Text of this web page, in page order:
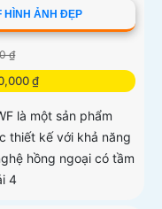
HÌNH ẢNH ĐẸP
₫
₫
là một sản phẩm
thiết kế với khả năng
hồng ngoại có tầm
4